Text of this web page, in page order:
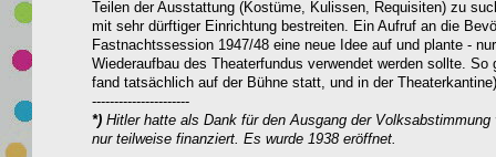
Teilen der Ausstattung (Kostüme, Kulissen, Requisiten) zu
mit sehr dürftiger Einrichtung bestreiten. Ein Aufruf an die
Fastnachtssession 1947/48 eine neue Idee auf und plante -
Wiederaufbau des Theaterfundus verwendet werden sollte.
fand tatsächlich auf der Bühne statt, und in der
----------------------
*)Hitler hatte als Dank für den Ausgang der
nur teilweise finanziert. Es wurde 1938 eröffnet.